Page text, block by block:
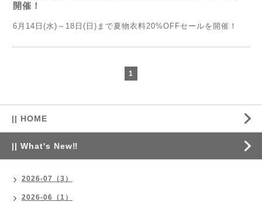
開催！
6月14日(水)～18日(日)まで夏物衣料20%OFFセールを開催！
1
|| HOME
|| What's New‼
2026-07（3）
2026-06（1）